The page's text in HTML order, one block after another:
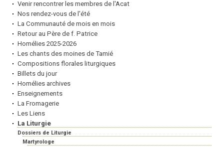
Venir rencontrer les membres de l'Acat
Nos rendez-vous de l'été
La Communauté de mois en mois
Retour au Père de f. Patrice
Homélies 2025-2026
Les chants des moines de Tamié
Compositions florales liturgiques
Billets du jour
Homélies archives
Enseignements
La Fromagerie
Les Liens
La Liturgie
Dossiers de Liturgie
Martyrologe